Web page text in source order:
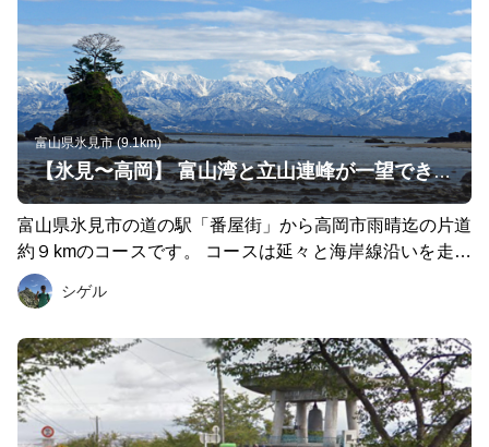
富山県氷見市 (9.1km)
【氷見〜高岡】 富山湾と立山連峰が一望できる絶景コース
富山県氷見市の道の駅「番屋街」から高岡市雨晴迄の片道
約９kmのコースです。 コースは延々と海岸線沿いを走る
ため、富山湾と立山連峰の絶景を眺めながらのんびり走れ
ます♪ 運が良ければJR氷見線のディーゼル車と並走できる
のでLSDに◎ ※射水市の海王丸パークまで足を延ばすと
片道約２０kmあります。
シゲル